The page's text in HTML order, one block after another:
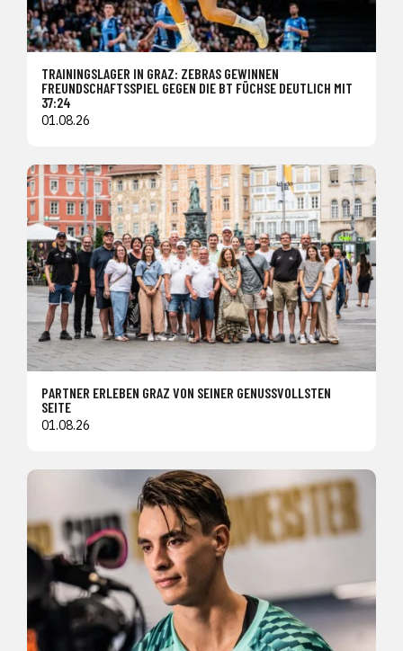
TRAININGSLAGER IN GRAZ: ZEBRAS GEWINNEN
FREUNDSCHAFTSSPIEL GEGEN DIE BT FÜCHSE DEUTLICH MIT
37:24
01.08.26
PARTNER ERLEBEN GRAZ VON SEINER GENUSSVOLLSTEN
SEITE
01.08.26